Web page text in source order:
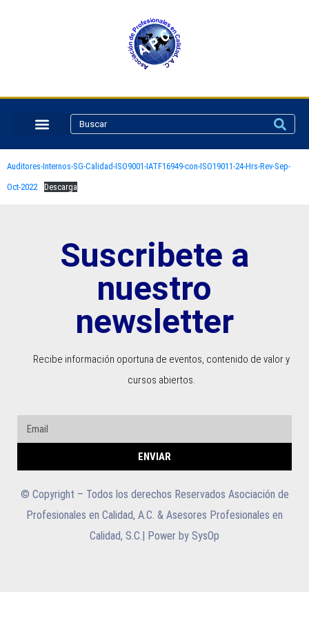
Auditores-Internos-SG-Calidad-ISO9001-IATF16949-con-ISO19011-24-Hrs-Rev-Sep-
Oct-2022
Descarga
Suscribete a
nuestro
newsletter
Recibe información oportuna de eventos, contenido de valor y
cursos abiertos.
ENVIAR
© Copyright – Todos los derechos Reservados Asociación de
Profesionales en Calidad, A.C. & Asesores Profesionales en
Calidad, S.C.| Power by SysOp